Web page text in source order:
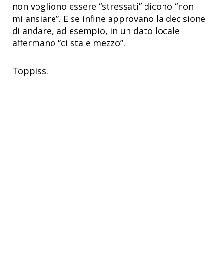
non vogliono essere “stressati” dicono “non
mi ansiare”. E se infine approvano la decisione
di andare, ad esempio, in un dato locale
affermano “ci sta e mezzo”.
Toppiss.